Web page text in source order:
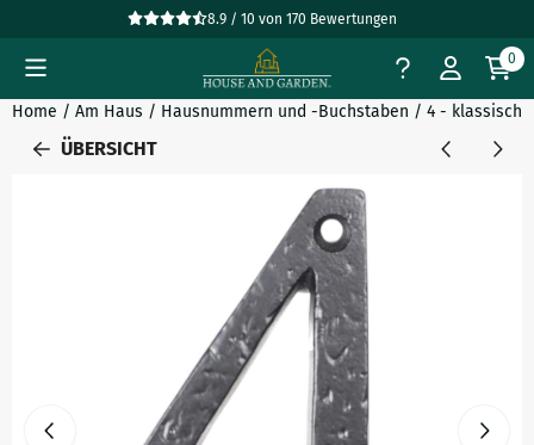
Cookie-Einstellungen verfügbar. Einstellungen wählen oder
8.9 / 10 von170 Bewertungen
0
Home / Am Haus / Hausnummern und -Buchstaben / 4 -
ÜBERSICHT